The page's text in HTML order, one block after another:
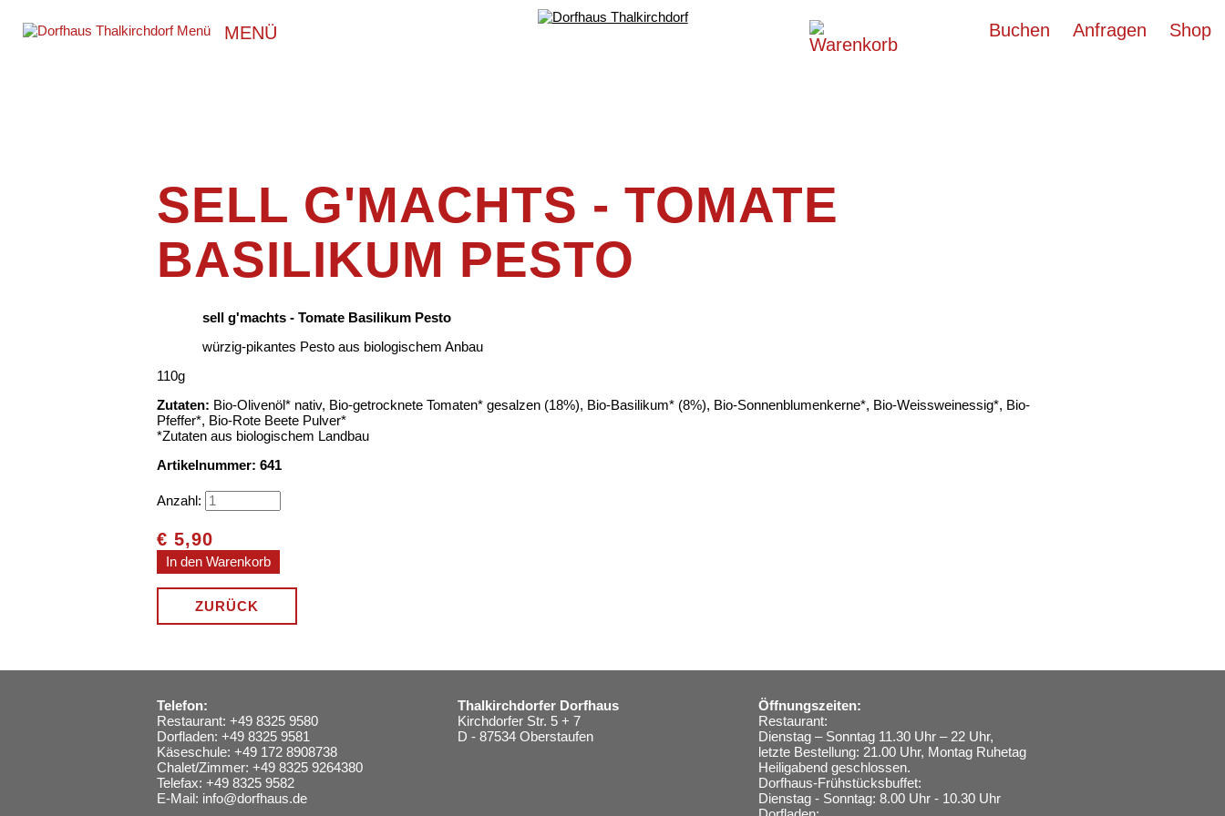
MENÜ Buchen Anfragen Shop
SELL G'MACHTS - TOMATE
BASILIKUM PESTO
sell g'machts - Tomate Basilikum Pesto
würzig-pikantes Pesto aus biologischem Anbau
110g
Zutaten: Bio-Olivenöl* nativ, Bio-getrocknete Tomaten* gesalzen (18%), Bio-Basilikum* (8%), Bio-Sonnenblumenkerne*, Bio-Weissweinessig*, Bio-
Pfeffer*, Bio-Rote Beete Pulver*
*Zutaten aus biologischem Landbau
Artikelnummer: 641
Anzahl:
€ 5,90
ZURÜCK
Telefon:
Restaurant: +49 8325 9580
Dorfladen: +49 8325 9581
Käseschule: +49 172 8908738
Chalet/Zimmer: +49 8325 9264380
Telefax: +49 8325 9582
E-Mail: info@dorfhaus.de
Thalkirchdorfer Dorfhaus
Kirchdorfer Str. 5 + 7
D - 87534 Oberstaufen
Öffnungszeiten:
Restaurant:
Dienstag – Sonntag 11.30 Uhr – 22 Uhr,
letzte Bestellung: 21.00 Uhr, Montag Ruhetag
Heiligabend geschlossen.
Dorfhaus-Frühstücksbuffet:
Dienstag - Sonntag: 8.00 Uhr - 10.30 Uhr